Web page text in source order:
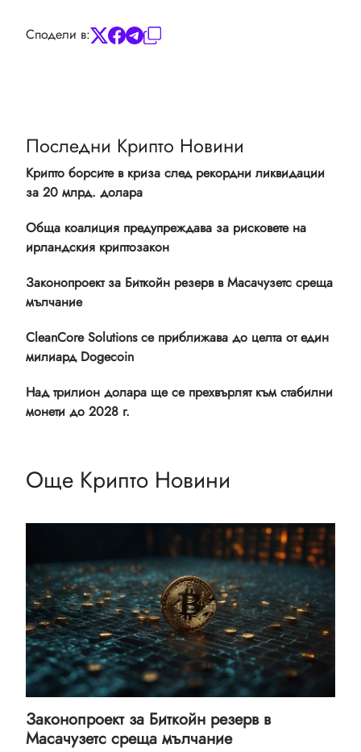
Сподели в:
Последни Крипто Новини
Крипто борсите в криза след рекордни ликвидации
за 20 млрд. долара
Обща коалиция предупреждава за рисковете на
ирландския криптозакон
Законопроект за Биткойн резерв в Масачузетс среща
мълчание
CleanCore Solutions се приближава до целта от един
милиард Dogecoin
Над трилион долара ще се прехвърлят към стабилни
монети до 2028 г.
Още Крипто Новини
Законопроект за Биткойн резерв в
Масачузетс среща мълчание